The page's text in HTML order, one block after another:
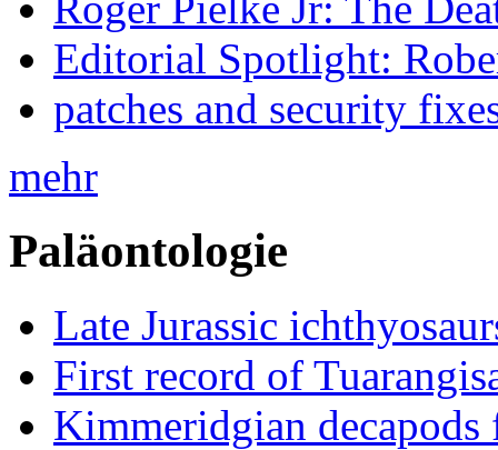
Editorial Spotlight:
patches and security
mehr
Paläontologie
Late Jurassic
First record of
Kimmeridgian